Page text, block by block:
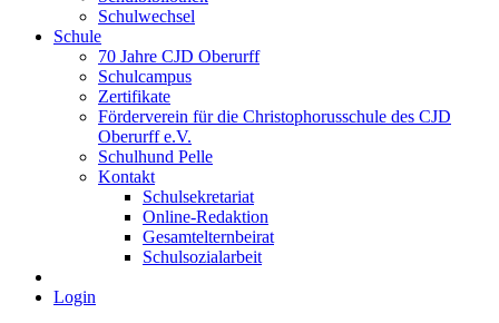
Schulwechsel
Schule
70 Jahre CJD Oberurff
Schulcampus
Zertifikate
Förderverein für die Christophorusschule des CJD
Oberurff e.V.
Schulhund Pelle
Kontakt
Schulsekretariat
Online-Redaktion
Gesamtelternbeirat
Schulsozialarbeit
Login